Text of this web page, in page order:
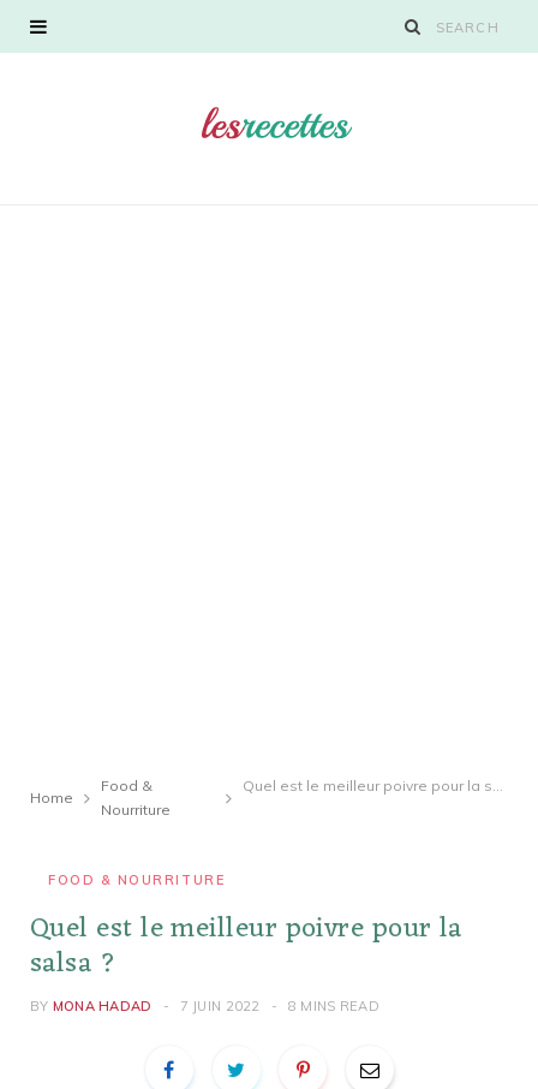
Home
Food &
Nourriture
Quel est le meilleur poivre pour la salsa ?
FOOD & NOURRITURE
Quel est le meilleur poivre pour la
salsa ?
BY MONA HADAD 7 JUIN 2022 8 MINS READ